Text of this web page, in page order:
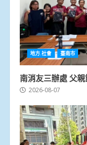
地方.社會 臺南市
南消友三辦處 父
2026-08-07